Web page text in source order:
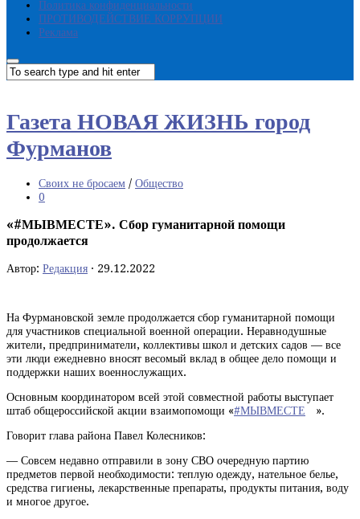
Политика конфиденциальности
ПРОТИВОДЕЙСТВИЕ КОРРУПЦИИ
Реклама
Газета НОВАЯ ЖИЗНЬ город
Фурманов
Своих не бросаем / Общество
0
«#МЫВМЕСТЕ». Сбор гуманитарной помощи
продолжается
Автор: Редакция · 29.12.2022
На Фурмановской земле продолжается сбор гуманитарной помощи
для участников специальной военной операции. Неравнодушные
жители, предприниматели, коллективы школ и детских садов — все
эти люди ежедневно вносят весомый вклад в общее дело помощи и
поддержки наших военнослужащих.
Основным координатором всей этой совместной работы выступает
штаб общероссийской акции взаимопомощи «#МЫВМЕСТЕ
».
Говорит глава района Павел Колесников:
— Совсем недавно отправили в зону СВО очередную партию
предметов первой необходимости: теплую одежду, нательное белье,
средства гигиены, лекарственные препараты, продукты питания, воду
и многое другое.